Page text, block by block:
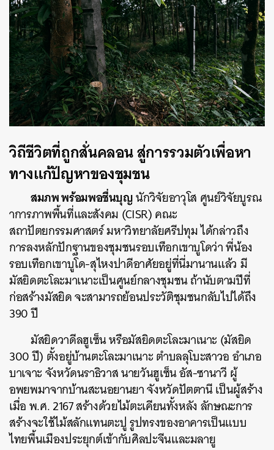
วิถีชีวิตที่ถูกสั่นคลอน สู่การรวมตัวเพื่อหา
ทางแก้ปัญหาของชุมชน
สมภพ พร้อมพอชื่นบุญนักวิจัยอาวุโส ศูนย์วิจัยบูรณ
าการภาพพื้นที่และสังคม (CISR) คณะ
สถาปัตยกรรมศาสตร์ มหาวิทยาลัยศรีปทุม ได้กล่าวถึง
การลงหลักปักฐานของชุมชนรอบเทือกเขาบูโดว่า พี่น้อง
รอบเทือกเขาบูโด-สุไหงปาดีอาศัยอยู่ที่นี่มานานแล้ว มี
มัสยิดตะโละมาเนาะเป็นศูนย์กลางชุมชน ถ้านับตามปีที่
ก่อสร้างมัสยิด จะสามารถย้อนประวัติชุมชนกลับไปได้ถึง
390 ปี
มัสยิดวาดีลฮูเซ็น หรือมัสยิดตะโละมาเนาะ (มัสยิด
300 ปี) ตั้งอยู่บ้านตะโละมาเนาะ ตำบลลุโบะสาวอ อำเภอ
บาเจาะ จังหวัดนราธิวาส นายวันฮูเซ็น อัส-ซานาวี ผู้
อพยพมาจากบ้านสะนอยานยา จังหวัดปัตตานี เป็นผู้สร้าง
เมื่อ พ.ศ. 2167 สร้างด้วยไม้ตะเคียนทั้งหลัง ลักษณะการ
สร้างจะใช้ไม้สลักแทนตะปู รูปทรงของอาคารเป็นแบบ
ไทยพื้นเมืองประยุกต์เข้ากับศิลปะจีนและมลายู